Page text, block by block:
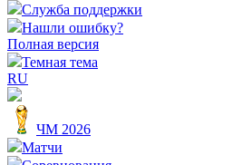
Служба поддержки
Нашли ошибку?
Полная версия
Темная тема
RU
ЧМ 2026
Матчи